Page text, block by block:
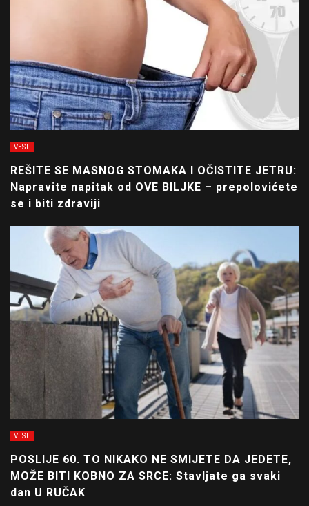
VESTI
REŠITE SE MASNOG STOMAKA I OČISTITE JETRU:
Napravite napitak od OVE BILJKE – prepolovićete
se i biti zdraviji
VESTI
POSLIJE 60. TO NIKAKO NE SMIJETE DA JEDETE,
MOŽE BITI KOBNO ZA SRCE: Stavljate ga svaki
dan U RUČAK